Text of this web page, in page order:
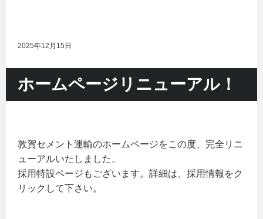
2025年12月15日
ホームページリニューアル！
敦賀セメント運輸のホームページをこの度、完全リニ
ューアルいたしました。
採用特設ページもございます。詳細は、採用情報をク
リックして下さい。